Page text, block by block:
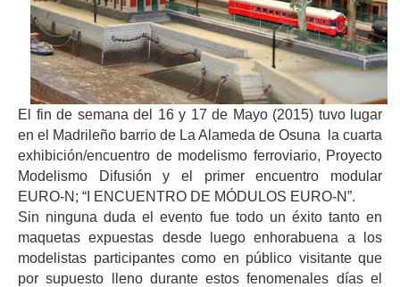
El fin de semana del 16 y 17 de Mayo (2015) tuvo lugar
en el Madrileño barrio de La Alameda de Osuna la cuarta
exhibición/encuentro de modelismo ferroviario, Proyecto
Modelismo Difusión y el primer encuentro modular
EURO-N; “I ENCUENTRO DE MÓDULOS EURO-N”.
Sin ninguna duda el evento fue todo un éxito tanto en
maquetas expuestas desde luego enhorabuena a los
modelistas participantes como en público visitante que
por supuesto lleno durante estos fenomenales días el